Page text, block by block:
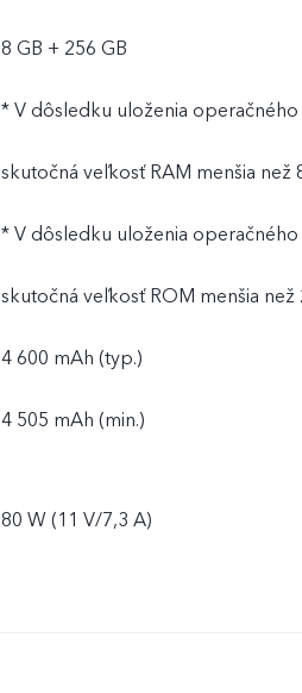
8 GB + 256 GB
* V dôsledku uloženia
skutočná veľkosť RAM menšia než
* V dôsledku uloženia
skutočná veľkosť ROM menšia než
4 600 mAh (typ.)
4 505 mAh (min.)
80 W (11 V/7,3 A)